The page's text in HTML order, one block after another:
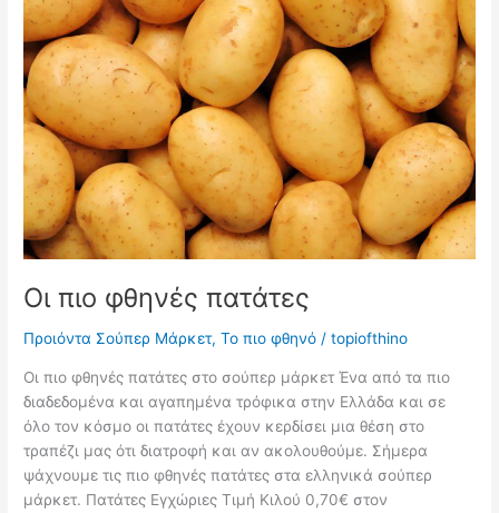
Οι πιο φθηνές πατάτες
Προιόντα Σούπερ Μάρκετ,Το πιο φθηνό /topiofthino
Οι πιο φθηνές πατάτες στο σούπερ μάρκετ Ένα από τα πιο
διαδεδομένα και αγαπημένα τρόφικα στην Ελλάδα και σε
όλο τον κόσμο οι πατάτες έχουν κερδίσει μια θέση στο
τραπέζι μας ότι διατροφή και αν ακολουθούμε. Σήμερα
ψάχνουμε τις πιο φθηνές πατάτες στα ελληνικά σούπερ
μάρκετ. Πατάτες Εγχώριες Τιμή Κιλού 0,70€ στον